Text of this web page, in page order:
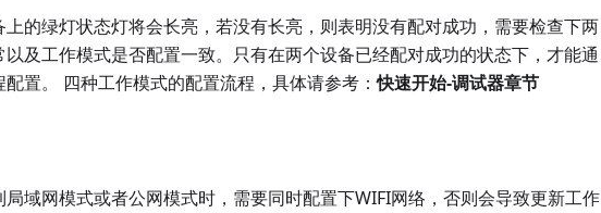
的绿灯状态灯将会长亮，若没有长亮，则表明没有配对成功，需要检查下两
及工作模式是否配置一致。只有在两个设备已经配对成功的状态下，才能通
置。 四种工作模式的配置流程，具体请参考：快速开始-调试器章节
域网模式或者公网模式时，需要同时配置下WIFI网络，否则会导致更新工作